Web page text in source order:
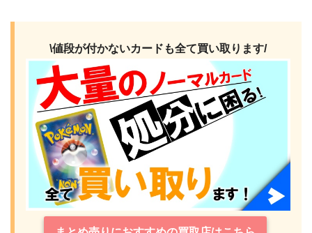
\値段が付かないカードも全て買い取ります/